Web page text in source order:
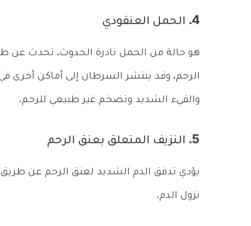
4. الحمل العنقودي
هو حالة من الحمل نادرة الحدوث، تحدث عن
الرحم، وقد ينتشر السرطان إلى أماكن أخرى
والقيء الشديد وتضخم غير طبيعي للرحم.
5. النزيف المتعلق بعنق الرحم
يؤدي تدفق الدم الشديد لعنق الرحم عن
نزول الدم.